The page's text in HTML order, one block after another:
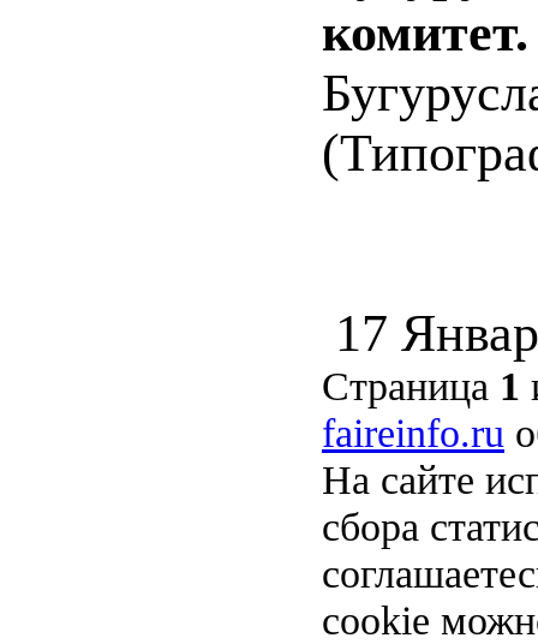
комитет.
17
Страница 1
faireinfo.ru
На сайте
сбора
cookie